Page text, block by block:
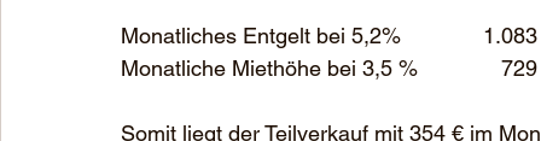
Monatliches Entgelt bei 5,2%
Monatliche Miethöhe bei 3,5 %
Somit liegt der Teilverkauf mit 354 € im